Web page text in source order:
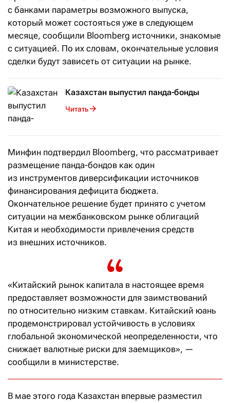
с банками параметры возможного выпуска,
который может состояться уже в следующем
месяце, сообщили Bloomberg источники, знакомые
с ситуацией. По их словам, окончательные условия
сделки будут зависеть от ситуации на рынке.
Казахстан выпустил панда-бонды
Читать
Минфин подтвердил Bloomberg, что рассматривает
размещение панда-бондов как один
из инструментов диверсификации источников
финансирования дефицита бюджета.
Окончательное решение будет принято с учетом
ситуации на межбанковском рынке облигаций
Китая и необходимости привлечения средств
из внешних источников.
«Китайский рынок капитала в настоящее время
предоставляет возможности для заимствований
по относительно низким ставкам. Китайский юань
продемонстрировал устойчивость в условиях
глобальной экономической неопределенности, что
снижает валютные риски для заемщиков», —
сообщили в министерстве.
В мае этого года Казахстан впервые разместил